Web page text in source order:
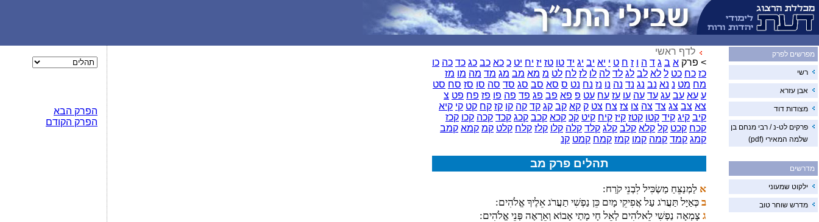
מפרשים לפרק
רשי
אבן עזרא
מצודות דוד
פרקים לט-נ / רבי מנחם בן
שלמה המאירי (pdf)
מדרשים
ילקוט שמעוני
מדרש שוחר טוב
לדף ראשי
> פרק א ב ג ד ה ו ז ח ט י יא יב יג יד טו טז יז יח יט כ כא כב כג כד כה כו
כז כח כט ל לא לב לג לד לה לו לז לח לט מ מא מב מג מד מה מו מז
מח מט נ נא נב נג נד נה נו נז נח נט ס סא סב סג סד סה סו סז סח סט
ע עא עב עג עד עה עו עז עח עט פ פא פב פג פד פה פו פז פח פט צ
צא צב צג צד צה צו צז צח צט ק קא קב קג קד קה קו קז קח קט קי קיא
קיב קיג קיד קטו קטז קיז קיח קיט קכ קכא קכב קכג קכד קכה קכו קכז
קכח קכט קל קלא קלב קלג קלד קלה קלו קלז קלח קלט קמ קמא קמב
קמג קמד קמה קמו קמז קמח קמט קנ
תהלים פרק מב
א לַמְנַצֵּחַ מַשְׂכִּיל לִבְנֵי קֹרַח:
ב כְּאַיָּל תַּעֲרֹג עַל אֲפִיקֵי מָיִם כֵּן נַפְשִׁי תַעֲרֹג אֵלֶיךָ אֱלֹהִים:
ג צָמְאָה נַפְשִׁי לֵאלֹהִים לְאֵל חָי מָתַי אָבוֹא וְאֵרָאֶה פְּנֵי אֱלֹהִים:
הפרק הבא
הפרק הקודם